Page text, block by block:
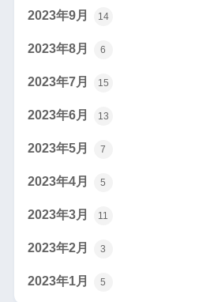
2023年9月 14
2023年8月 6
2023年7月 15
2023年6月 13
2023年5月 7
2023年4月 5
2023年3月 11
2023年2月 3
2023年1月 5